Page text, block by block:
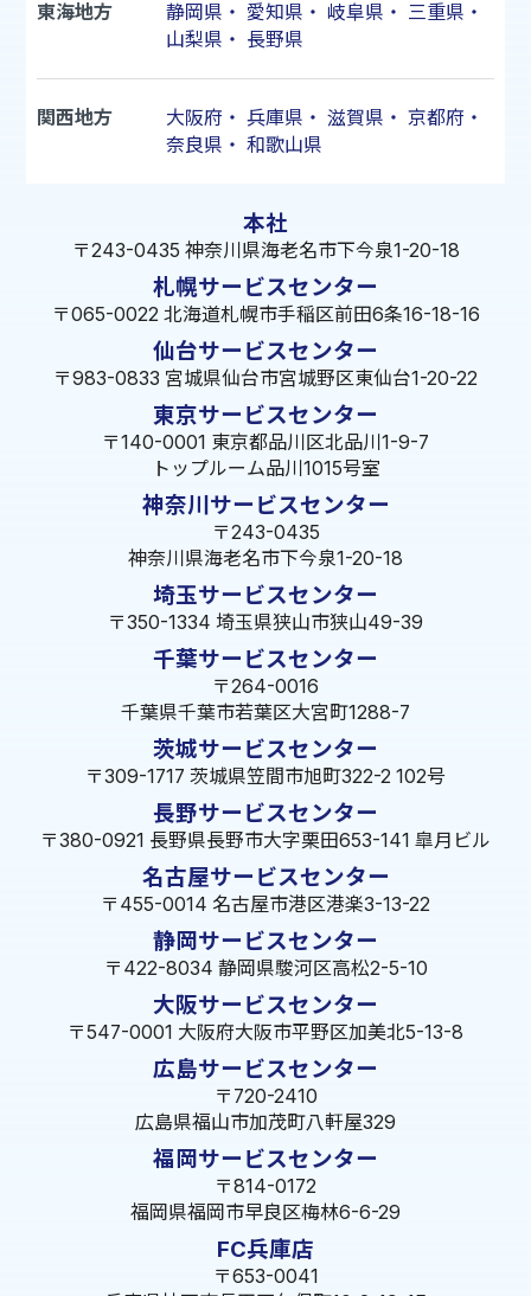
東海地方 静岡県 ・ 愛知県 ・ 岐阜県 ・ 三重県 ・
山梨県 ・ 長野県
関西地方 大阪府 ・ 兵庫県 ・ 滋賀県 ・ 京都府 ・
奈良県 ・ 和歌山県
本社
〒243-0435 神奈川県海老名市下今泉1-20-18
札幌サービスセンター
〒065-0022 北海道札幌市手稲区前田6条16-18-16
仙台サービスセンター
〒983-0833 宮城県仙台市宮城野区東仙台1-20-22
東京サービスセンター
〒140-0001 東京都品川区北品川1-9-7
トップルーム品川1015号室
神奈川サービスセンター
〒243-0435
神奈川県海老名市下今泉1-20-18
埼玉サービスセンター
〒350-1334 埼玉県狭山市狭山49-39
千葉サービスセンター
〒264-0016
千葉県千葉市若葉区大宮町1288-7
茨城サービスセンター
〒309-1717 茨城県笠間市旭町322-2 102号
長野サービスセンター
〒380-0921 長野県長野市大字栗田653-141 皐月ビル
名古屋サービスセンター
〒455-0014 名古屋市港区港楽3-13-22
静岡サービスセンター
〒422-8034 静岡県駿河区高松2-5-10
大阪サービスセンター
〒547-0001 大阪府大阪市平野区加美北5-13-8
広島サービスセンター
〒720-2410
広島県福山市加茂町八軒屋329
福岡サービスセンター
〒814-0172
福岡県福岡市早良区梅林6-6-29
FC兵庫店
〒653-0041